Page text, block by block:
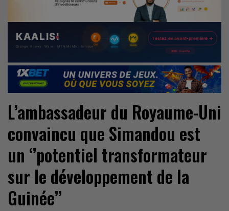
L’ambassadeur du Royaume-Uni
convaincu que Simandou est
un ‘’potentiel transformateur
sur le développement de la
Guinée’’